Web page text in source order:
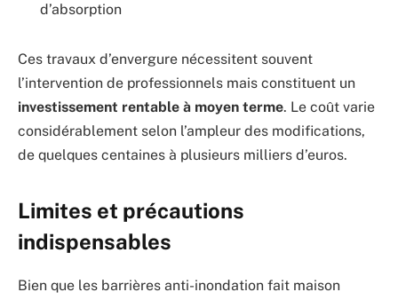
d’absorption
Ces travaux d’envergure nécessitent souvent
l’intervention de professionnels mais constituent un
investissement rentable à moyen terme. Le coût varie
considérablement selon l’ampleur des modifications,
de quelques centaines à plusieurs milliers d’euros.
Limites et précautions
indispensables
Bien que les barrières anti-inondation fait maison